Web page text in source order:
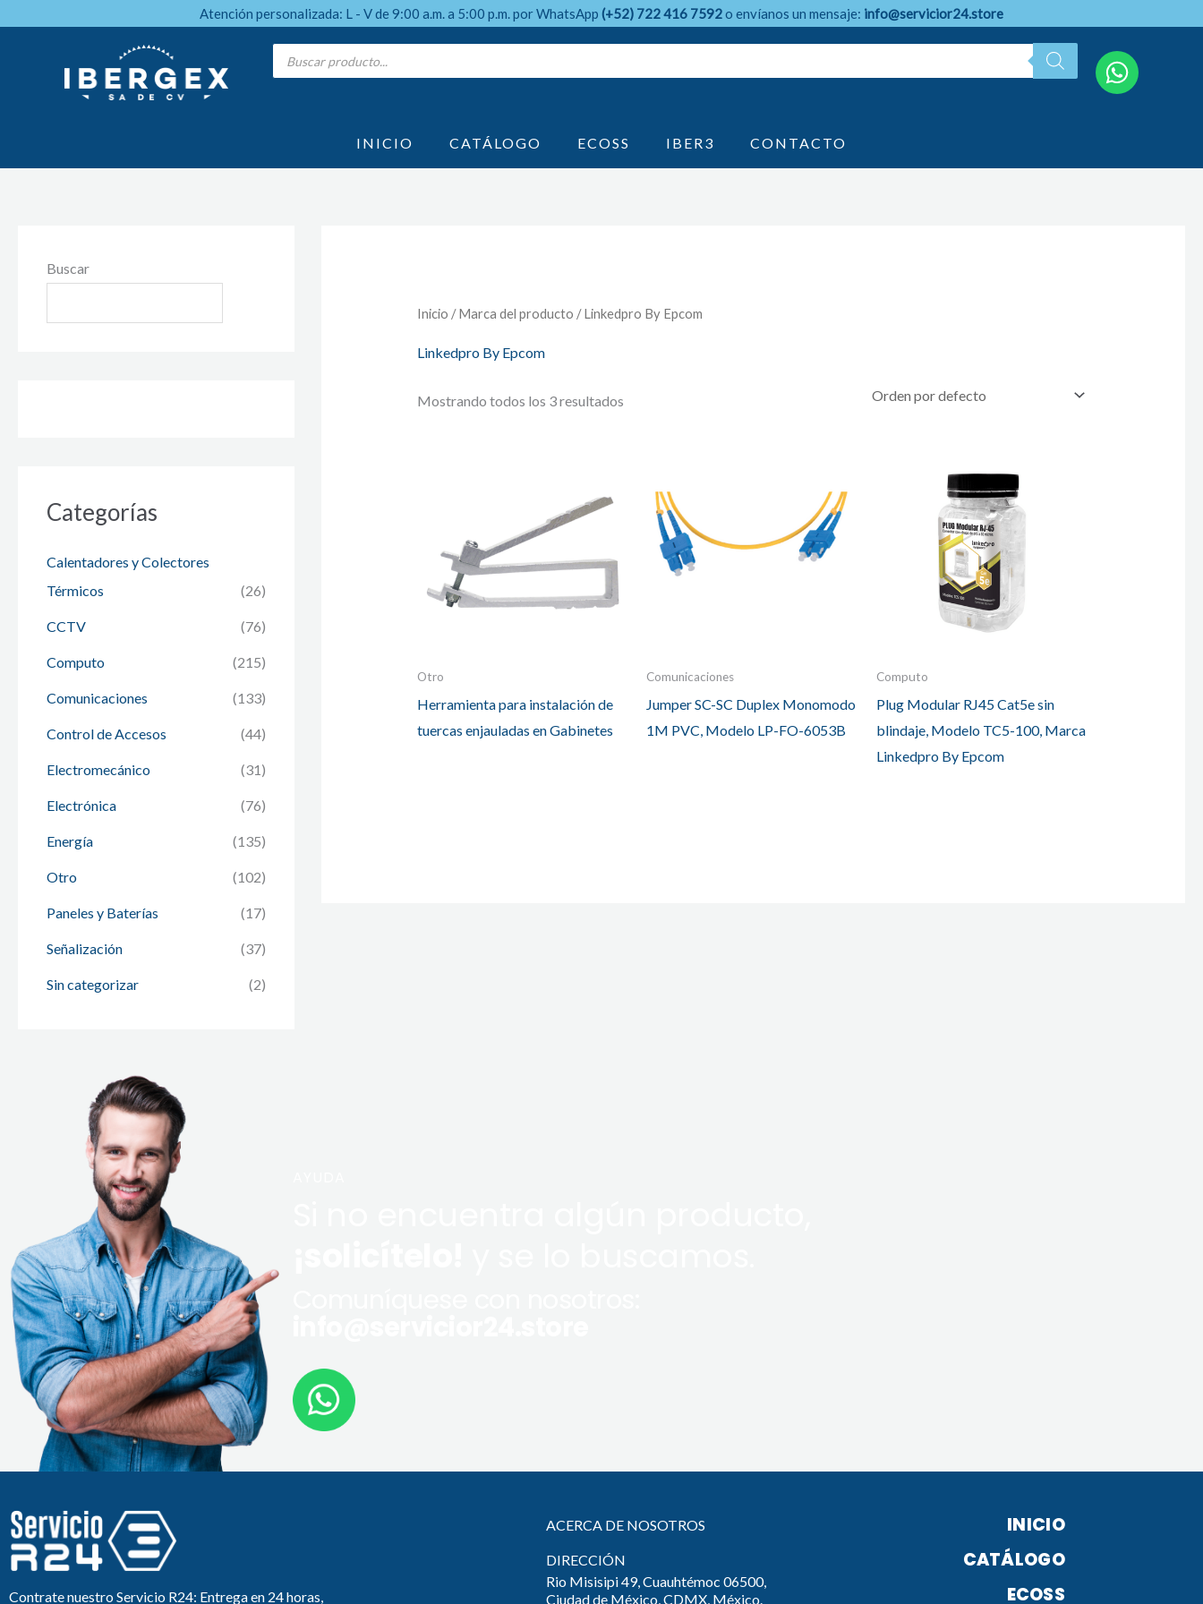
Atención personalizada: L - V de 9:00 a.m. a 5:00 p.m. por WhatsApp (+52) 722 416 7592o envíanos un mensaje: info@servicior24.store
Products
search
INICIO CATÁLOGO ECOSS IBER3 CONTACTO
Buscar
Categorías
Calentadores y Colectores
Térmicos
(26)
CCTV (76)
Computo (215)
Comunicaciones (133)
Control de Accesos (44)
Electromecánico (31)
Electrónica (76)
Energía (135)
Otro (102)
Paneles y Baterías (17)
Señalización (37)
Sin categorizar (2)
Inicio / Marca del producto / Linkedpro By Epcom
Linkedpro By Epcom
Mostrando todos los 3 resultados
Otro
Herramienta para instalación de
tuercas enjauladas en Gabinetes
Comunicaciones
Jumper SC-SC Duplex Monomodo
1M PVC, Modelo LP-FO-6053B
Computo
Plug Modular RJ45 Cat5e sin
blindaje, Modelo TC5-100, Marca
Linkedpro By Epcom
Contrate nuestro Servicio R24: Entrega en 24 horas,
ACERCA DE NOSOTROS
DIRECCIÓN
Rio Misisipi 49, Cuauhtémoc 06500,
Ciudad de México, CDMX, México.
INICIO
CATÁLOGO
ECOSS